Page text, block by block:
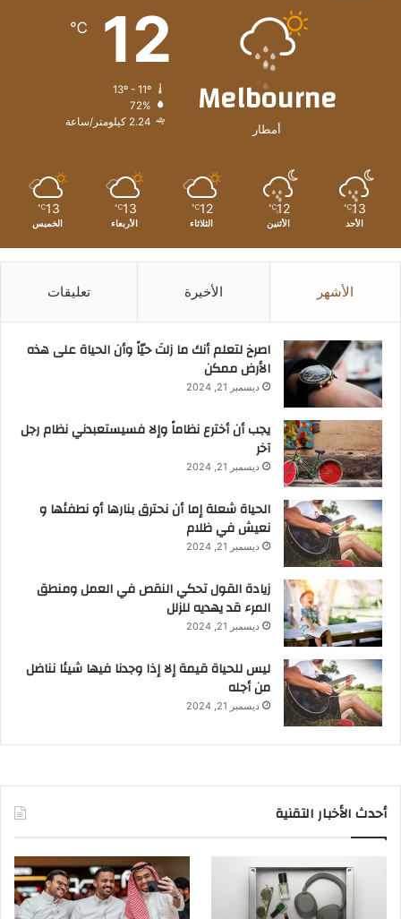
Melbourne
أمطار
12
℃
13º - 11º
72%
2.24 كيلومتر/ساعة
13
℃
الأحد
12
℃
الأثنين
12
℃
الثلاثاء
13
℃
الأربعاء
13
℃
الخميس
الأشهر الأخيرة تعليقات
‫اصرخ لتعلم أنك ما زلتَ حيّاً وأن الحياة على هذه
الأرض ممكن
ديسمبر 21, 2024
يجب أن أخترع نظاماً وإلا فسيستعبدني نظام رجل
آخر
ديسمبر 21, 2024
الحياة شعلة إما أن نحترق بنارها أو نطفئها و
نعيش في ظلام
ديسمبر 21, 2024
زيادة القول تحكي النقص في العمل ومنطق
المرء قد يهديه للزلل
ديسمبر 21, 2024
ليس للحياة قيمة إلا إذا وجدنا فيها شيئا نناضل
من أجله
ديسمبر 21, 2024
أحدث الأخبار التقنية